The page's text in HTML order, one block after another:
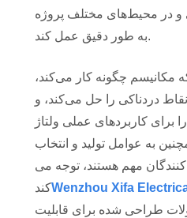
و در محیط‌های مختلف پروژه
به طور دقیق عمل کند.
مکانیسم چگونه کار می‌کند،
دردناکی را حل می‌کند، و
کاربردهای عملی ولتاژ
به عوامل تولید و انتخاب
کنندگان مهم هستند، توجه می
کندWenzhou Xifa
طراحی شده برای قابلیت